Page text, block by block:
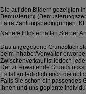
Die auf den Bildern gezeigten
Bemusterung
Faire Zahlungsbedingungen:
Nähere Infos erhalten Sie per
Das angegebene Grundstück
beim Inhaber/Verwalter
Zwischenverkauf ist jedoch
Der zu erwartende
Es fallen lediglich noch die
Falls Sie schon ein passendes
Ihnen und uns geplante